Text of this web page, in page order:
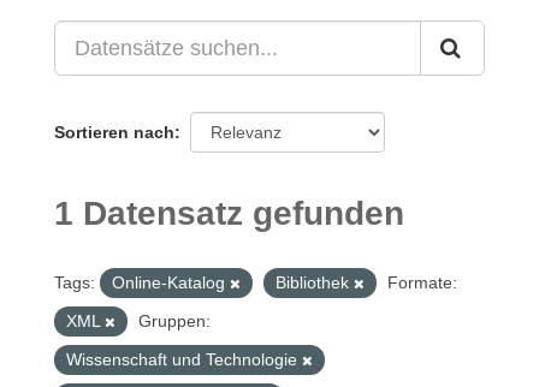
Sortieren nach
1 Datensatz gefunden
Tags: Online-Katalog Bibliothek
Formate:
XML
Gruppen:
Wissenschaft und Technologie